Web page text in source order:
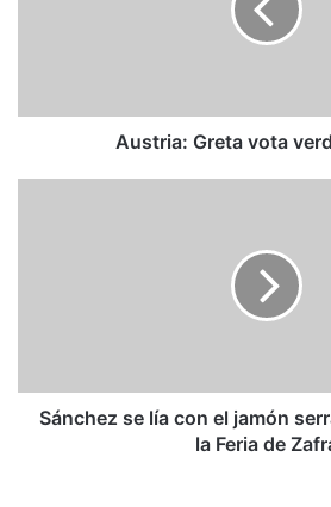
Austria: Greta vota
el
ibérico
Sánchez se lía con el jamón
la Feria de